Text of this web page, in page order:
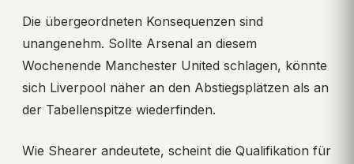
Die übergeordneten Konsequenzen sind
unangenehm. Sollte Arsenal an diesem
Wochenende Manchester United schlagen, könnte
sich Liverpool näher an den Abstiegsplätzen als an
der Tabellenspitze wiederfinden.
Wie Shearer andeutete, scheint die Qualifikation für